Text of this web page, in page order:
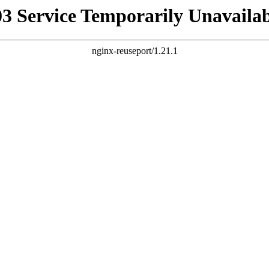
Service Temporarily
nginx-reuseport/1.21.1